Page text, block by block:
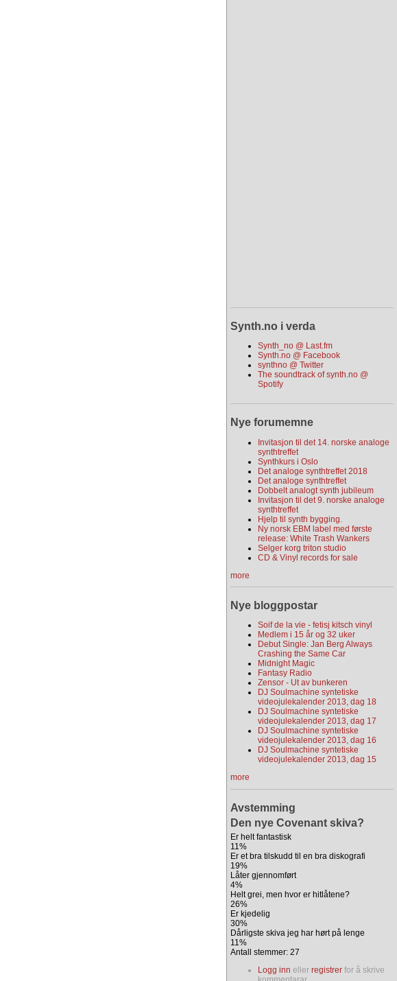
Synth.no i verda
Synth_no @ Last.fm
Synth.no @ Facebook
synthno @ Twitter
The soundtrack of synth.no @
Spotify
Nye forumemne
Invitasjon til det 14. norske analoge
synthtreffet
Synthkurs i Oslo
Det analoge synthtreffet 2018
Det analoge synthtreffet
Dobbelt analogt synth jubileum
Invitasjon til det 9. norske analoge
synthtreffet
Hjelp til synth bygging.
Ny norsk EBM label med første
release: White Trash Wankers
Selger korg triton studio
CD & Vinyl records for sale
more
Nye bloggpostar
Soif de la vie - fetisj kitsch vinyl
Medlem i 15 år og 32 uker
Debut Single: Jan Berg Always
Crashing the Same Car
Midnight Magic
Fantasy Radio
Zensor - Ut av bunkeren
DJ Soulmachine syntetiske
videojulekalender 2013, dag 18
DJ Soulmachine syntetiske
videojulekalender 2013, dag 17
DJ Soulmachine syntetiske
videojulekalender 2013, dag 16
DJ Soulmachine syntetiske
videojulekalender 2013, dag 15
more
Avstemming
Den nye Covenant skiva?
Er helt fantastisk
11%
Er et bra tilskudd til en bra diskografi
19%
Låter gjennomført
4%
Helt grei, men hvor er hitlåtene?
26%
Er kjedelig
30%
Dårligste skiva jeg har hørt på lenge
11%
Antall stemmer: 27
Logg inn eller registrer for å skrive